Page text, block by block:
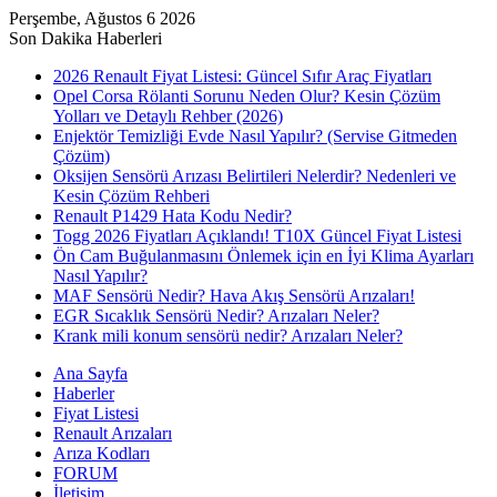
Perşembe, Ağustos 6 2026
Son Dakika Haberleri
2026 Renault Fiyat Listesi: Güncel Sıfır Araç Fiyatları
Opel Corsa Rölanti Sorunu Neden Olur? Kesin Çözüm
Yolları ve Detaylı Rehber (2026)
Enjektör Temizliği Evde Nasıl Yapılır? (Servise Gitmeden
Çözüm)
Oksijen Sensörü Arızası Belirtileri Nelerdir? Nedenleri ve
Kesin Çözüm Rehberi
Renault P1429 Hata Kodu Nedir?
Togg 2026 Fiyatları Açıklandı! T10X Güncel Fiyat Listesi
Ön Cam Buğulanmasını Önlemek için en İyi Klima Ayarları
Nasıl Yapılır?
MAF Sensörü Nedir? Hava Akış Sensörü Arızaları!
EGR Sıcaklık Sensörü Nedir? Arızaları Neler?
Krank mili konum sensörü nedir? Arızaları Neler?
Ana Sayfa
Haberler
Fiyat Listesi
Renault Arızaları
Arıza Kodları
FORUM
İletişim